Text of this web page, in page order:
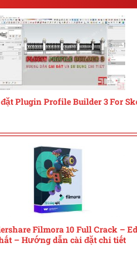
Plugin Profile Builder 3 For
Filmora 10 Full Crack –
– Hướng dẫn cài đặt chi tiết